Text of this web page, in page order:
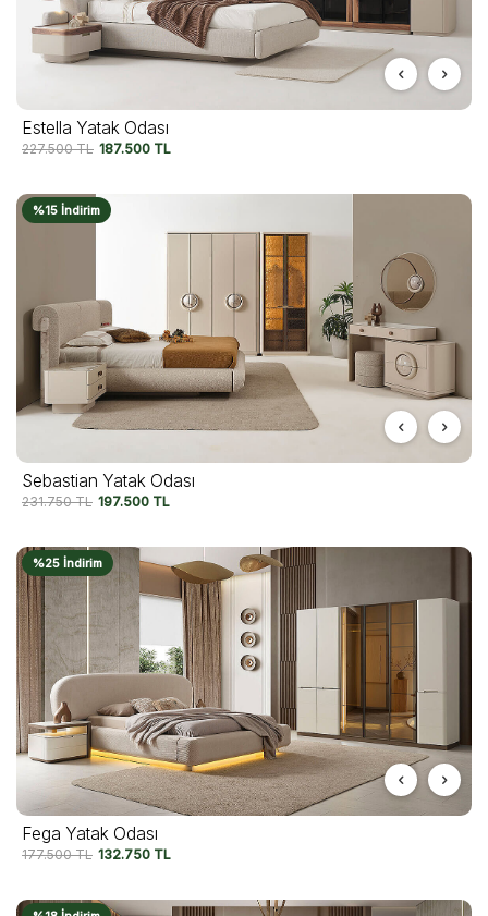
Estella Yatak Odası
227.500TL 187.500 TL
%15 İndirim
Sebastian Yatak Odası
231.750TL 197.500 TL
%25 İndirim
Fega Yatak Odası
177.500TL 132.750 TL